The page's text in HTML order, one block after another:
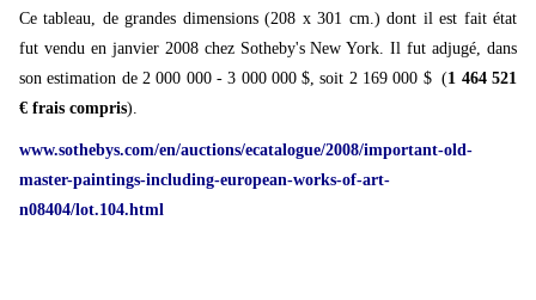
Ce tableau, de grandes dimensions (208 x 301 cm.) dont il est fait état
fut vendu en janvier 2008 chez Sotheby's New York. Il fut adjugé, dans
son estimation de 2 000 000 - 3 000 000 $, soit 2 169 000 $ (1 464 521
€ frais compris).
www.sothebys.com/en/auctions/ecatalogue/2008/important-old-
master-paintings-including-european-works-of-art-
n08404/lot.104.html